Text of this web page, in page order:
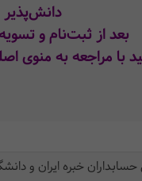
دانش‌پذیر
بعد از ثبت‌نام و
با مراجعه به منوی
خبره ایران و